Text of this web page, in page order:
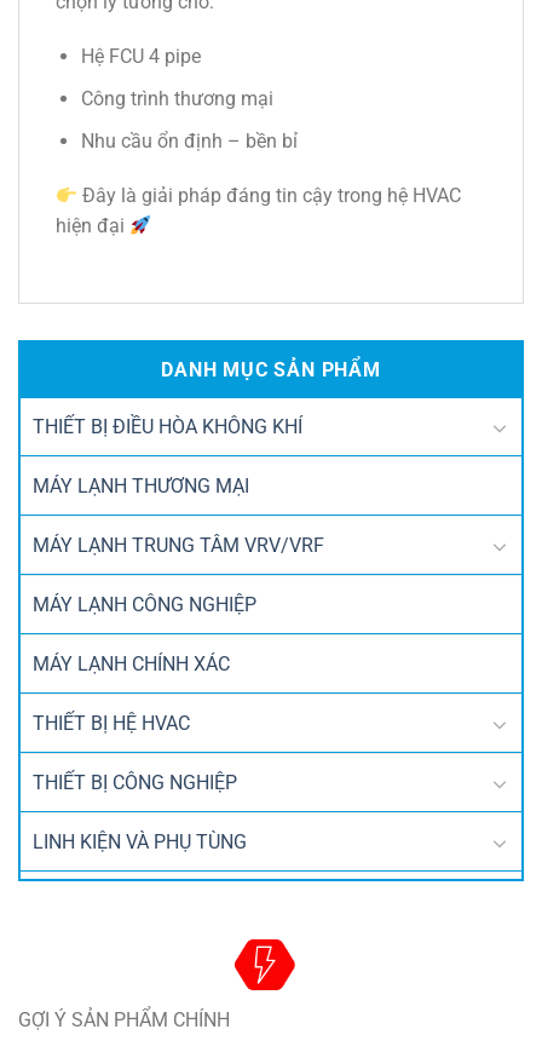
Hệ FCU 4 pipe
Công trình thương mại
Nhu cầu ổn định – bền bỉ
Đây là giải pháp đáng tin cậy trong hệ HVAC
hiện đại
DANH MỤC SẢN PHẨM
THIẾT BỊ ĐIỀU HÒA KHÔNG KHÍ
MÁY LẠNH THƯƠNG MẠI
MÁY LẠNH TRUNG TÂM VRV/VRF
MÁY LẠNH CÔNG NGHIỆP
MÁY LẠNH CHÍNH XÁC
THIẾT BỊ HỆ HVAC
THIẾT BỊ CÔNG NGHIỆP
LINH KIỆN VÀ PHỤ TÙNG
GỢI Ý SẢN PHẨM CHÍNH